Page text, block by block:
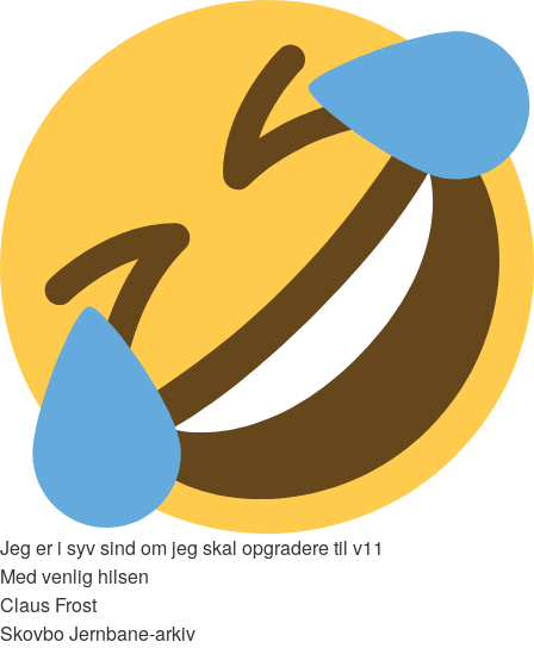
Jeg er i syv sind om jeg skal opgradere til v11
Med venlig hilsen
Claus Frost
Skovbo Jernbane-arkiv